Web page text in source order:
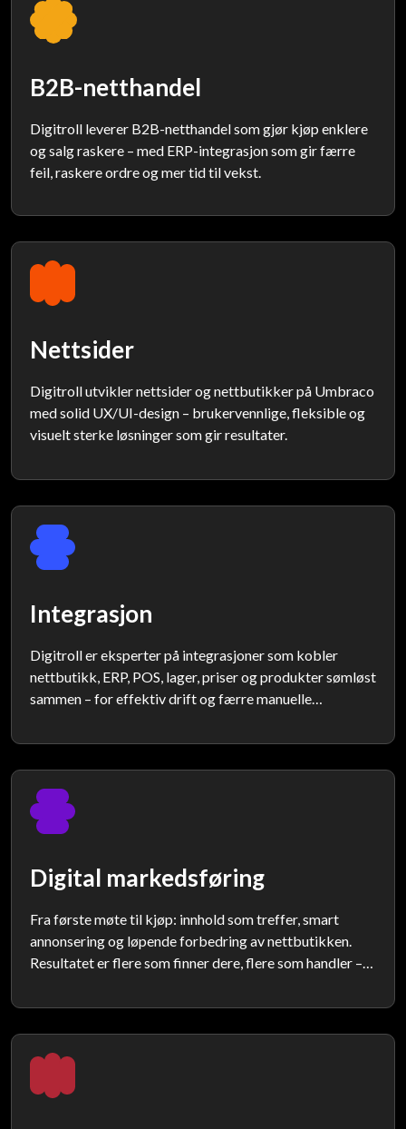
B2B-netthandel
Digitroll leverer B2B-netthandel som gjør kjøp enklere
og salg raskere – med ERP-integrasjon som gir færre
feil, raskere ordre og mer tid til vekst.
Nettsider
Digitroll utvikler nettsider og nettbutikker på Umbraco
med solid UX/UI-design – brukervennlige, fleksible og
visuelt sterke løsninger som gir resultater.
Integrasjon
Digitroll er eksperter på integrasjoner som kobler
nettbutikk, ERP, POS, lager, priser og produkter sømløst
sammen – for effektiv drift og færre manuelle
Digital markedsføring
Fra første møte til kjøp: innhold som treffer, smart
annonsering og løpende forbedring av nettbutikken.
Resultatet er flere som finner dere, flere som handler –